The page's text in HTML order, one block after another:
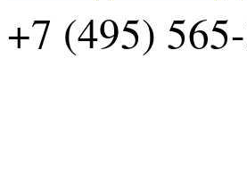
+7 (495)